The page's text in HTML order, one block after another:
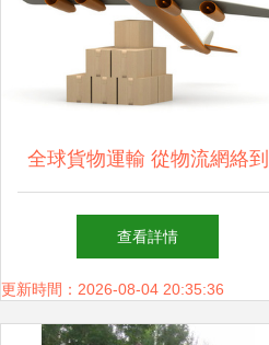
全球貨物運輸 從物流網絡到
貿易紐帶
查看詳情
更新時間：2026-08-04 20:35:36